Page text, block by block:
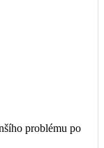
problému po